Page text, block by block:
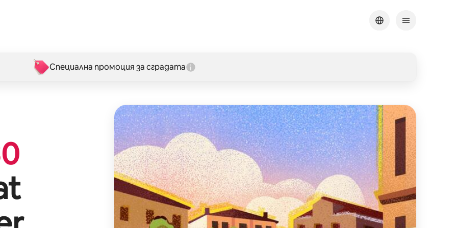
Специална промоция за сградата
0